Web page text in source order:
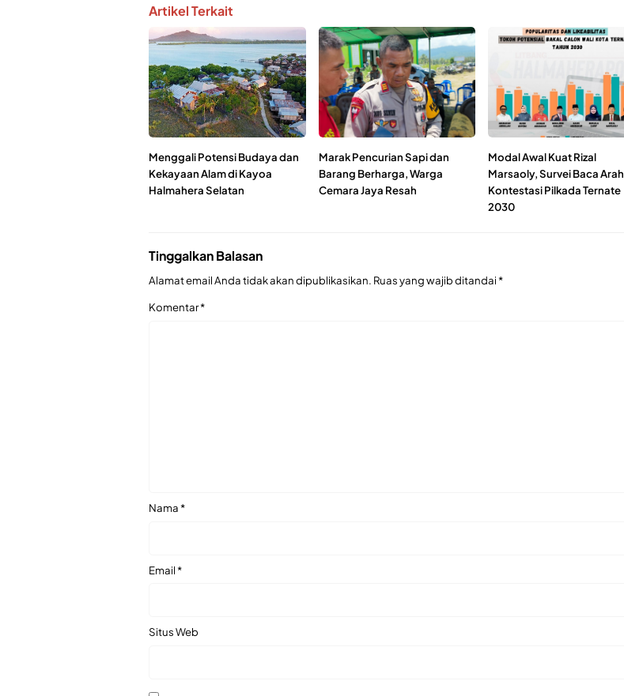
Artikel Terkait
Menggali Potensi Budaya dan
Kekayaan Alam di Kayoa
Halmahera Selatan
Marak Pencurian Sapi dan
Barang Berharga, Warga
Cemara Jaya Resah
Modal Awal Kuat Rizal
Marsaoly, Survei Baca Arah
Kontestasi Pilkada Ternate
2030
Tinggalkan Balasan
Alamat email Anda tidak akan dipublikasikan. Ruas yang wajib ditandai*
Komentar*
Nama*
Email*
Situs Web